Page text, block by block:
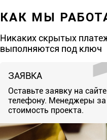
КАК МЫ
Никаких скрытых
выполняются под ключ
ЗАЯВКА
Оставьте заявку на
телефону. Менеджеры
стоимость проекта.